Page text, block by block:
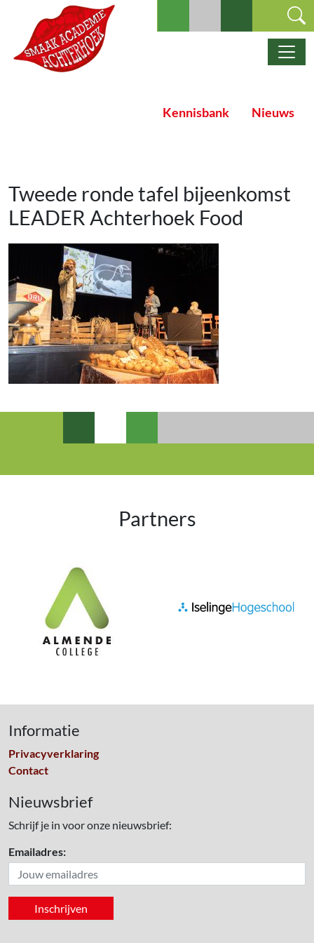
Ga naar de inhoud
Hoofdnavigatie
Kennisbank Nieuws
Tweede ronde tafel bijeenkomst
LEADER Achterhoek Food
Partners
Informatie
Privacyverklaring
Contact
Nieuwsbrief
Schrijf je in voor onze nieuwsbrief:
Emailadres: